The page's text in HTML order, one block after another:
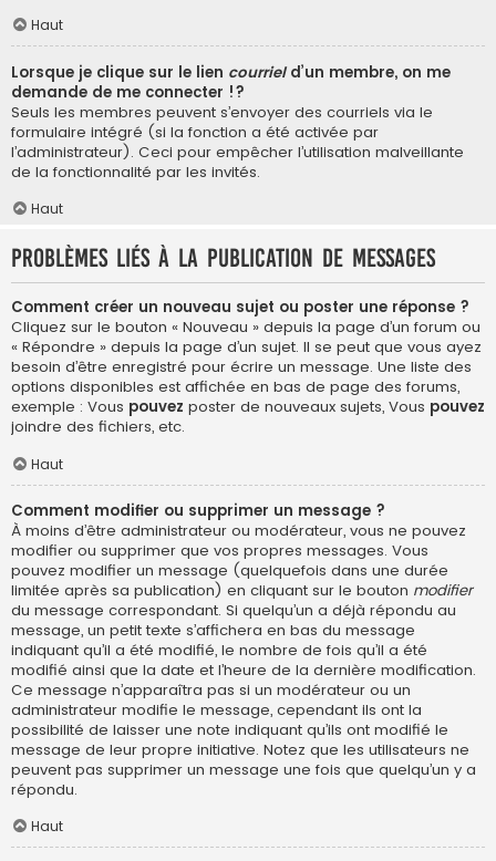
Haut
Lorsque je clique sur le lien courrield’un membre, on me
demande de me connecter !?
Seuls les membres peuvent s’envoyer des courriels via le
formulaire intégré (si la fonction a été activée par
l’administrateur). Ceci pour empêcher l’utilisation malveillante
de la fonctionnalité par les invités.
Haut
Problèmes liés à la publication de messages
Comment créer un nouveau sujet ou poster une réponse ?
Cliquez sur le bouton « Nouveau » depuis la page d’un forum ou
« Répondre » depuis la page d’un sujet. Il se peut que vous ayez
besoin d’être enregistré pour écrire un message. Une liste des
options disponibles est affichée en bas de page des forums,
exemple : Vous pouvez poster de nouveaux sujets, Vous pouvez
joindre des fichiers, etc.
Haut
Comment modifier ou supprimer un message ?
À moins d’être administrateur ou modérateur, vous ne pouvez
modifier ou supprimer que vos propres messages. Vous
pouvez modifier un message (quelquefois dans une durée
limitée après sa publication) en cliquant sur le bouton modifier
du message correspondant. Si quelqu’un a déjà répondu au
message, un petit texte s’affichera en bas du message
indiquant qu’il a été modifié, le nombre de fois qu’il a été
modifié ainsi que la date et l’heure de la dernière modification.
Ce message n’apparaîtra pas si un modérateur ou un
administrateur modifie le message, cependant ils ont la
possibilité de laisser une note indiquant qu’ils ont modifié le
message de leur propre initiative. Notez que les utilisateurs ne
peuvent pas supprimer un message une fois que quelqu’un y a
répondu.
Haut